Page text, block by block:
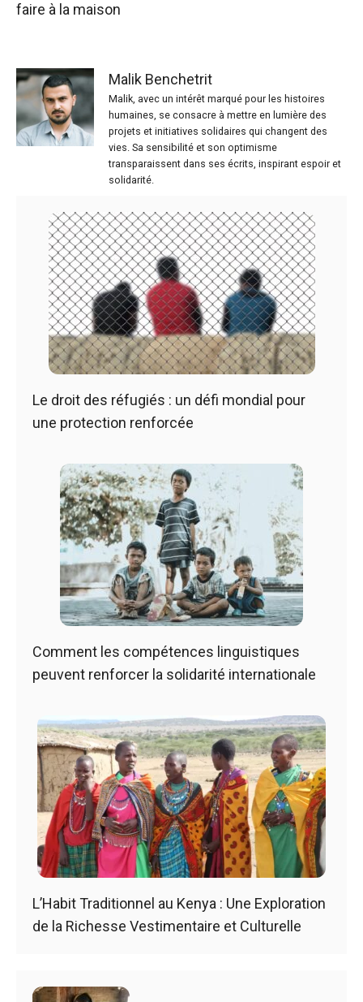
faire à la maison
Malik Benchetrit
Malik, avec un intérêt marqué pour les histoires
humaines, se consacre à mettre en lumière des
projets et initiatives solidaires qui changent des
vies. Sa sensibilité et son optimisme
transparaissent dans ses écrits, inspirant espoir et
solidarité.
Le droit des réfugiés : un défi mondial pour
une protection renforcée
Comment les compétences linguistiques
peuvent renforcer la solidarité internationale
L’Habit Traditionnel au Kenya : Une Exploration
de la Richesse Vestimentaire et Culturelle